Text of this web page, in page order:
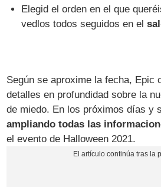
Elegid el orden en el que
vedlos todos seguidos en el
Según se aproxime la fecha, Epic
detalles en profundidad sobre la
de miedo. En los próximos días y
ampliando todas las
el evento de Halloween 2021.